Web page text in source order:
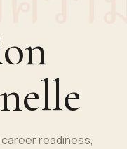
readiness,